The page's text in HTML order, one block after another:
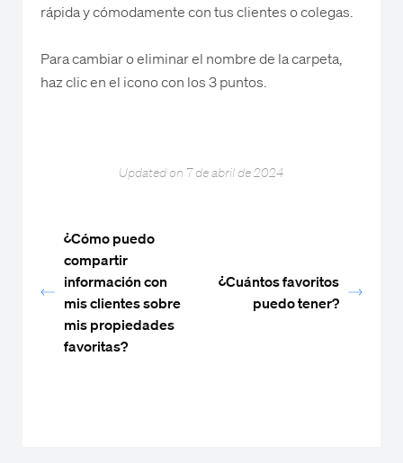
rápida y cómodamente con tus clientes o colegas.
Para cambiar o eliminar el nombre de la carpeta,
haz clic en el icono con los 3 puntos.
Updated on 7 de abril de 2024
¿Cómo puedo
compartir
información con
mis clientes sobre
mis propiedades
favoritas?
¿Cuántos favoritos
puedo tener?